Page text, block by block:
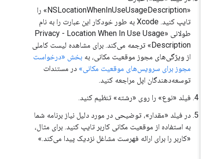
«NSLocationWhenInUseUsageDescription» را
تایپ کنید. Xcode به طور خودکار این عبارت را به نام
طولانی «Privacy - Location When In Use Usage
Description» ترجمه می‌کند. برای مشاهده لیست کاملی
از ویژگی‌های مجوز موقعیت مکانی، به بخش «درخواست
مجوز برای سرویس‌های موقعیت مکانی»در مستندات
توسعه‌دهندگان اپل مراجعه کنید.
فیلد «نوع» را روی «رشته» تنظیم کنید.
در فیلد «مقدار»، توضیحی در مورد دلیل نیاز برنامه شما
به استفاده از موقعیت مکانی کاربر تایپ کنید. برای مثال،
«کاربر را برای ارائه فهرست مشاغل نزدیک پیدا می‌کند.»